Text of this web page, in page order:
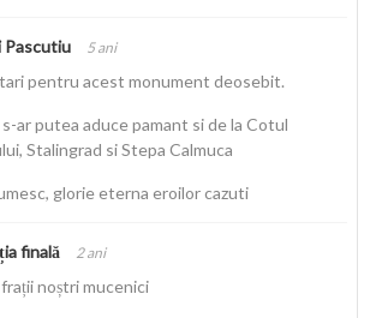
Pascutiu 5 ani
pentru acest monument deosebit.
s-ar putea aduce pamant si de la Cotul
Stalingrad si Stepa Calmuca
glorie eterna eroilor cazuti
finală 2 ani
noștri mucenici